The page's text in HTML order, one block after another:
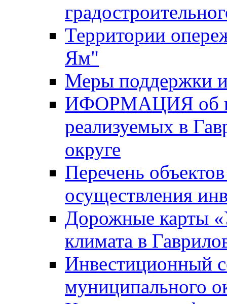
Территории
Ям"
Меры поддержки
ИФОРМАЦИЯ об
реализуемых в
округе
Перечень
осуществления
Дорожные карты
климата в
Инвестиционный
муниципального